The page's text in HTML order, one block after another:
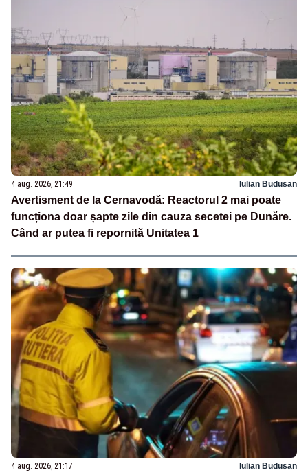
4 aug. 2026, 21:49 Iulian Budusan
Avertisment de la Cernavodă: Reactorul 2 mai poate
funcționa doar șapte zile din cauza secetei pe Dunăre.
Când ar putea fi repornită Unitatea 1
4 aug. 2026, 21:17 Iulian Budusan